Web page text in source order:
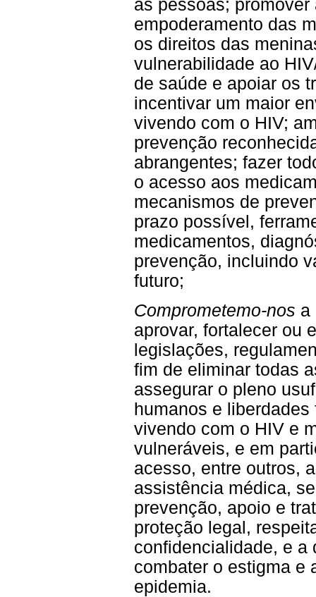
as pessoas;
empoderamento das
os direitos das
vulnerabilidade ao
de saúde e apoiar os
incentivar um maior
vivendo com o HIV;
prevenção
abrangentes; fazer
o acesso aos
mecanismos de
prazo possível,
medicamentos,
prevenção, incluindo
futuro;
Comprometemo-nos a
aprovar, fortalecer ou
legislações,
fim de eliminar todas
assegurar o pleno
humanos e
vivendo com o HIV e
vulneráveis, e em
acesso, entre outros,
assistência médica,
prevenção, apoio e
proteção legal,
confidencialidade, e a
combater o estigma e
epidemia.